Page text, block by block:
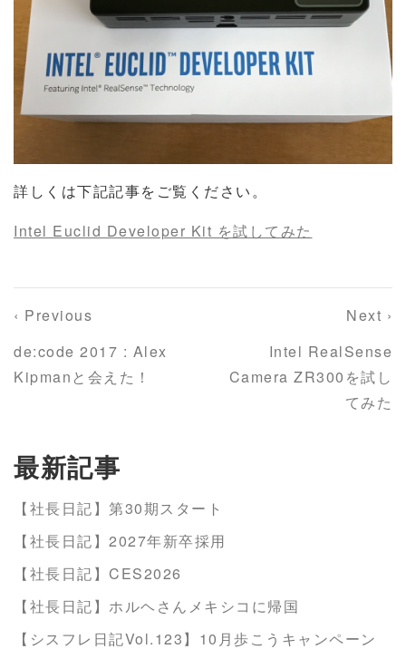
詳しくは下記記事をご覧ください。
Intel Euclid Developer Kit を試してみた
‹ Previous
de:code 2017 : Alex
Kipmanと会えた！
Next ›
Intel RealSense
Camera ZR300を試し
てみた
最新記事
【社長日記】第30期スタート
【社長日記】2027年新卒採用
【社長日記】CES2026
【社長日記】ホルヘさんメキシコに帰国
【シスフレ日記Vol.123】10月歩こうキャンペーン